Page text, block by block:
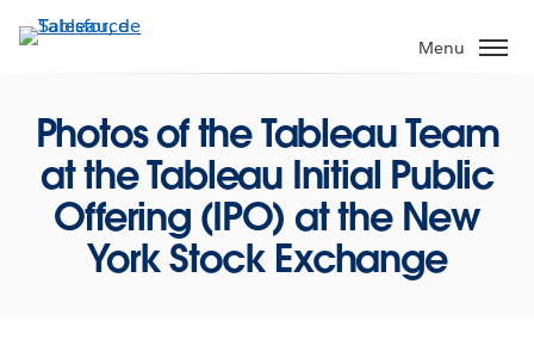
Aller
au
Menu
Photos of the Tableau Team
at the Tableau Initial Public
Offering (IPO) at the New
York Stock Exchange